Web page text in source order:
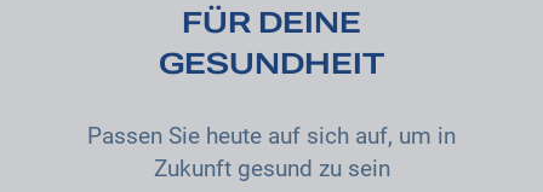
FÜR DEINE
GESUNDHEIT
Passen Sie heute auf sich auf, um in
Zukunft gesund zu sein